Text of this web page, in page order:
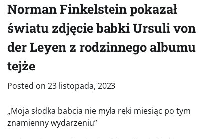
Norman Finkelstein pokazał
światu zdjęcie babki Ursuli von
der Leyen z rodzinnego albumu
tejże
Posted on 23 listopada, 2023
„Moja słodka babcia nie myła ręki miesiąc po tym
znamienny wydarzeniu”